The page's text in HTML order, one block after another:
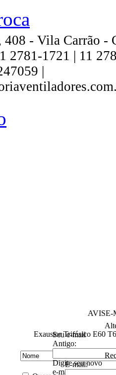
AVISE-
Exaustor Trifásico E60 T6
408 - Vila Carrão -
2781-1721 | 11
|
E-mail:
Seu e-mail
Antigo:
Digite seu novo
e-mail: